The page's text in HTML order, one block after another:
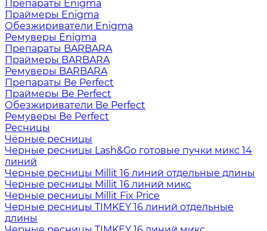
Препараты Enigma
Праймеры Enigma
Обезжириватели Enigma
Ремуверы Enigma
Препараты BARBARA
Праймеры BARBARA
Ремуверы BARBARA
Препараты Be Perfect
Праймеры Be Perfect
Обезжириватели Be Perfect
Ремуверы Be Perfect
Ресницы
Чёрные ресницы
Черные ресницы Lash&Go готовые пучки микс 14
линий
Черные ресницы Millit 16 линий отдельные длины
Черные ресницы Millit 16 линий микс
Черные ресницы Millit Fix Price
Черные ресницы TIMKEY 16 линий отдельные
длины